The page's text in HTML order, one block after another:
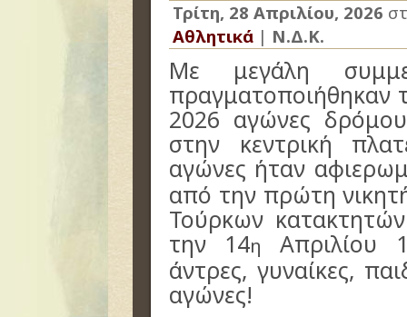
Τρίτη, 28 Απριλίου, 2026
Αθλητικά | Ν.Δ.Κ.
Με μεγάλη
πραγματοποιήθηκαν
2026 αγώνες
στην κεντρική
αγώνες ήταν
από την πρώτη
Τούρκων
την 14η
Απριλίου
άντρες, γυναίκες,
αγώνες!